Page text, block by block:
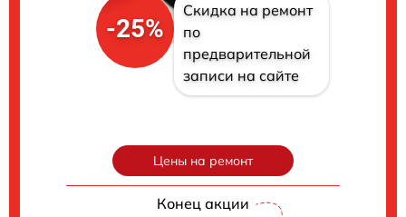
-25%
Скидка на ремонт
по
предварительной
записи на сайте
Цены на ремонт
Конец акции